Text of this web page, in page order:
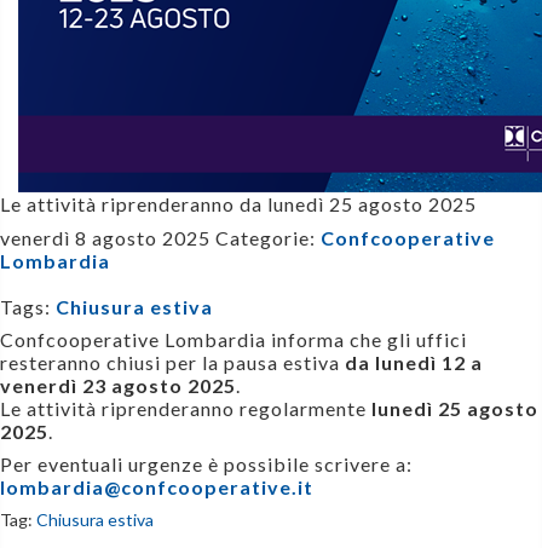
Le attività riprenderanno da lunedì 25 agosto 2025
venerdì 8 agosto 2025 Categorie: Confcooperative
Lombardia
Tags: Chiusura estiva
Confcooperative Lombardia informa che gli uffici
resteranno chiusi per la pausa estiva da lunedì 12 a
venerdì 23 agosto 2025.
Le attività riprenderanno regolarmente lunedì 25 agosto
2025.
Per eventuali urgenze è possibile scrivere a:
lombardia@confcooperative.it
Tag: Chiusura estiva